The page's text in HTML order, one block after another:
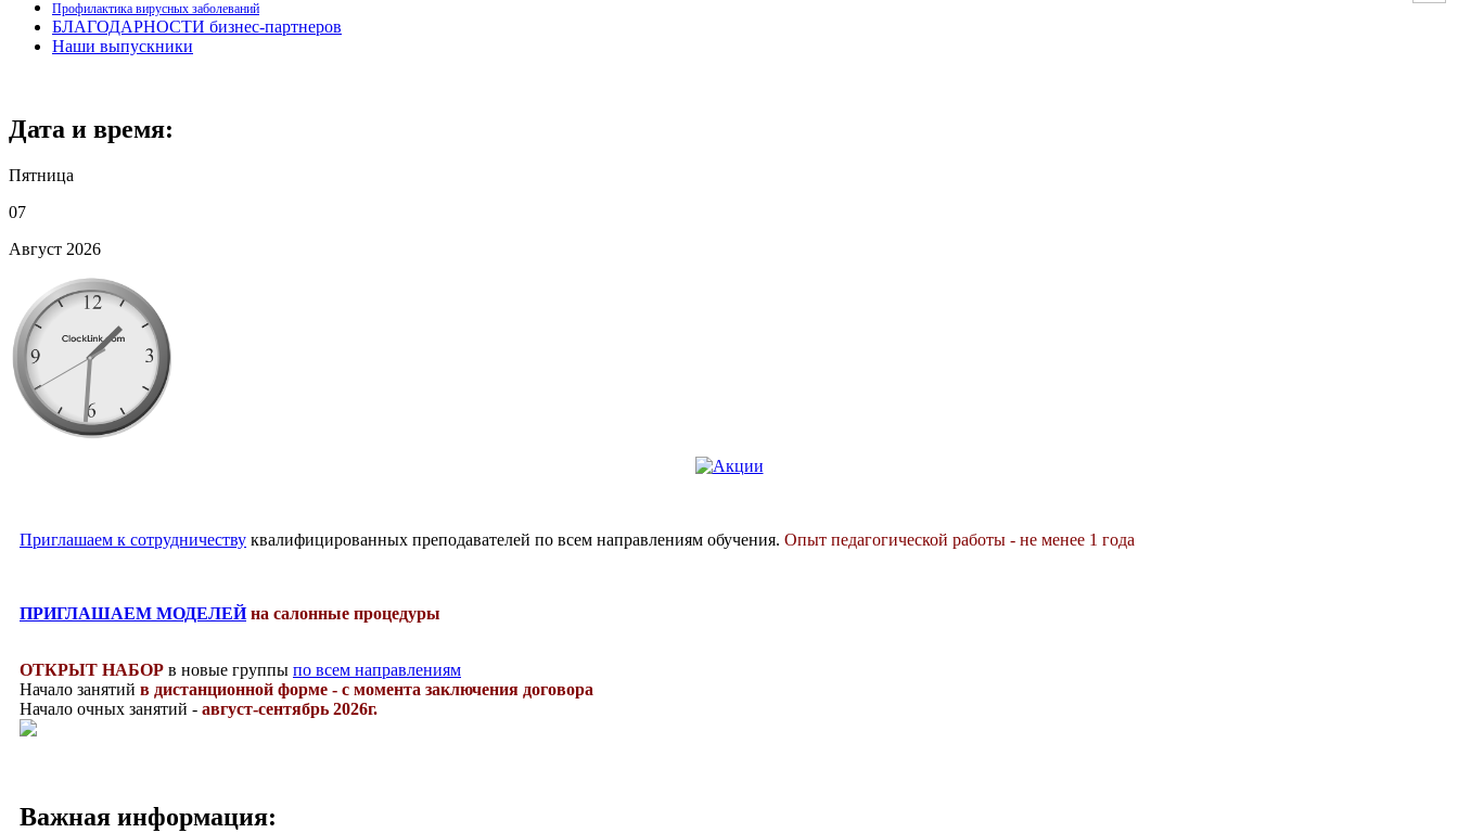
Профилактика вирусных заболеваний
БЛАГОДАРНОСТИ бизнес-партнеров
Наши выпускники
Дата и время:
Пятница
07
Август 2026
Приглашаем к сотрудничеству квалифицированных преподавателей по всем направлениям обучения. Опыт педагогической работы - не менее 1 года
ПРИГЛАШАЕМ МОДЕЛЕЙ на салонные процедуры
ОТКРЫТ НАБОР в новые группы по всем направлениям
Начало занятий в дистанционной форме - с момента заключения договора
Начало очных занятий - август-сентябрь 2026г.
Важная информация: